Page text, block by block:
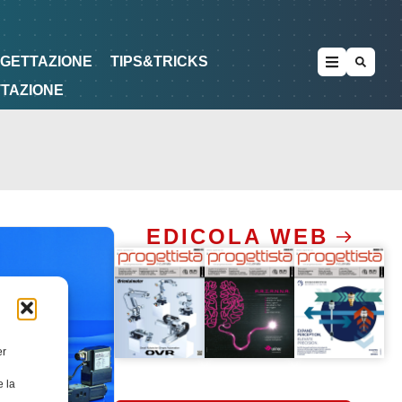
la
DI PROGETTAZIONE
TIPS&TRICKS
EDICOLA WEB